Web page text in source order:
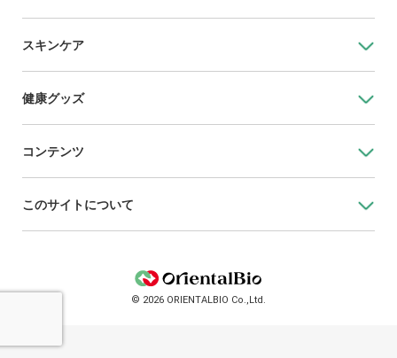
スキンケア
健康グッズ
コンテンツ
このサイトについて
© 2026 ORIENTALBIO Co.,Ltd.